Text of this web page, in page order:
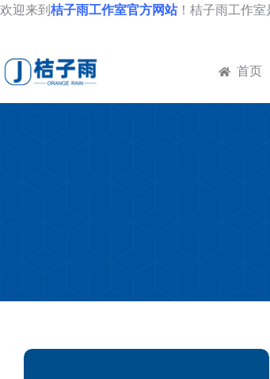
跳
容
欢迎来到 桔子雨工作室官方网站！桔子雨工作室
首页